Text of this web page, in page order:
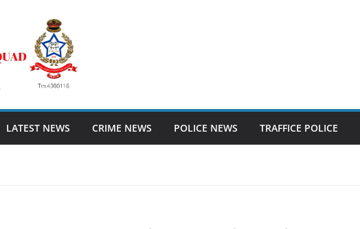
LATEST NEWS CRIME NEWS POLICE NEWS TRAFFICE POLICE